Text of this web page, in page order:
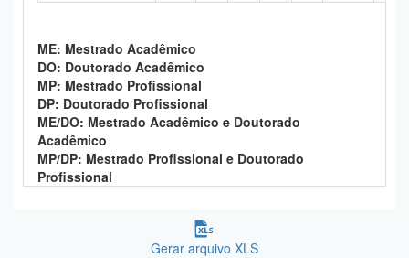
ME: Mestrado Acadêmico
DO: Doutorado Acadêmico
MP: Mestrado Profissional
DP: Doutorado Profissional
ME/DO: Mestrado Acadêmico e Doutorado
Acadêmico
MP/DP: Mestrado Profissional e Doutorado
Profissional
Gerar arquivo XLS